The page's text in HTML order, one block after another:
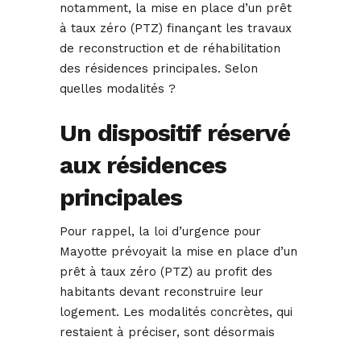
notamment, la mise en place d’un prêt
à taux zéro (PTZ) finançant les travaux
de reconstruction et de réhabilitation
des résidences principales. Selon
quelles modalités ?
Un dispositif réservé
aux résidences
principales
Pour rappel, la loi d’urgence pour
Mayotte prévoyait la mise en place d’un
prêt à taux zéro (PTZ) au profit des
habitants devant reconstruire leur
logement. Les modalités concrètes, qui
restaient à préciser, sont désormais